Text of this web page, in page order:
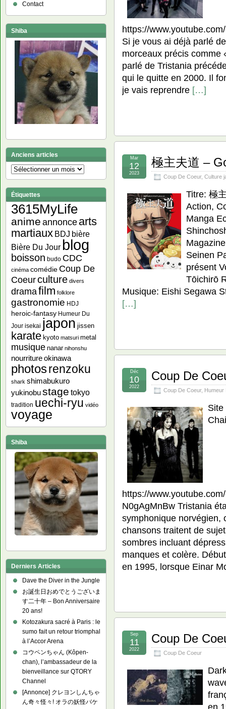
https://
Si je vous ai déjà parlé
morceaux précis comme
parlé de Tristania
qui le quitte en 2000. Il
je vais reprendre […]
極主夫道 –
Coup De Coeur, Culture
Mar
12
2023
Titre: 極
Action,
Manga
Seinen
présent
Tōichirō
Musique: Eishi Segawa
[…]
Coup De
Coup De Coeur, Humeur
Déc
10
2022
Site
https://
N0gAgMnBw Tristania
symphonique norvégien,
chansons traitent de
sombres incluant
manques et colère.
en 1995, lorsque Einar
Coup De
Coup De Coeur
Sep
11
2022
Contact
Shiba
Anciens articles
Anciens
articles
Étiquettes
3615MyLife
anime annonce arts
martiaux BDJ bière
Bière Du Jour blog
boisson budo CDC
cinéma comédie Coup De
Coeurculture divers
dramafilm folklore
gastronomie HDJ
heroic-fantasy Humeur Du
Jour isekai japon jissen
karate kyoto matsuri metal
musique nanar nihonshu
nourritureokinawa
photosrenzoku
shark shimabukuro
yukinobustage tokyo
tradition uechi-ryu vidéo
voyage
Shiba
Derniers Articles
Dave the Diver in the Jungle
お誕生日おめでとうございま
す二十年 – Bon Anniversaire
20 ans!
Kotozakura sacré à Paris : le
sumo fait un retour triomphal
à l’Accor Arena
コウペンちゃん (Kôpen-
chan), l’ambassadeur de la
bienveillance sur QTORY
Channel
[Annonce] クレヨンしんちゃ
ん奇々怪々! オラの妖怪バケ